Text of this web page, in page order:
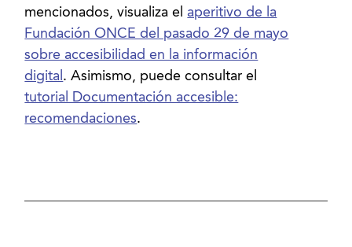
mencionados, visualiza el aperitivo de la
Fundación ONCE del pasado 29 de mayo
sobre accesibilidad en la información
digital . Asimismo, puede consultar el
tutorial Documentación accesible:
recomendaciones.